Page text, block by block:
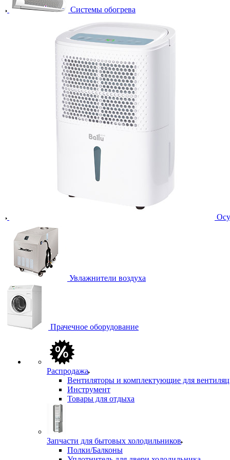
Системы обогрева
Увлажнители воздуха
Прачечное оборудование
Распродажа
Вентиляторы и комплектующие для
Инструмент
Товары для отдыха
Запчасти для бытовых холодильников
Полки/Балконы